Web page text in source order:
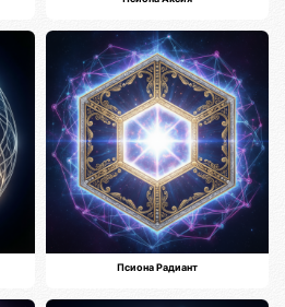
Псиона Радиант